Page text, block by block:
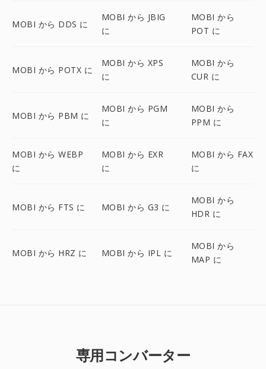
MOBI から DDS に
MOBI から JBIG
に
MOBI から
POT に
MOBI から POTX に
MOBI から XPS
に
MOBI から
CUR に
MOBI から PBM に
MOBI から PGM
に
MOBI から
PPM に
MOBI から WEBP
に
MOBI から EXR
に
MOBI から FAX
に
MOBI から FTS に MOBI から G3 に
MOBI から
HDR に
MOBI から HRZ に MOBI から IPL に
MOBI から
MAP に
専用コンバーター